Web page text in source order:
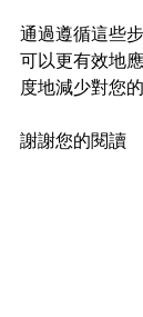
通過遵循這些
可以更有效地
度地減少對您
謝謝您的閱讀